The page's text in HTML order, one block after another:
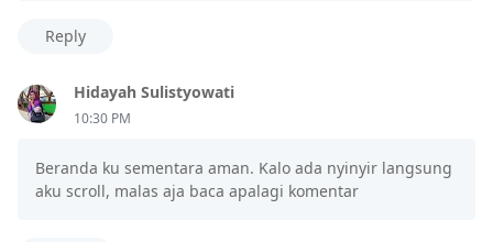
Reply
Hidayah Sulistyowati
10:30 PM
Beranda ku sementara aman. Kalo ada nyinyir langsung
aku scroll, malas aja baca apalagi komentar